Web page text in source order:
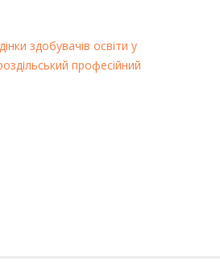
здобувачів освіти у
професійний